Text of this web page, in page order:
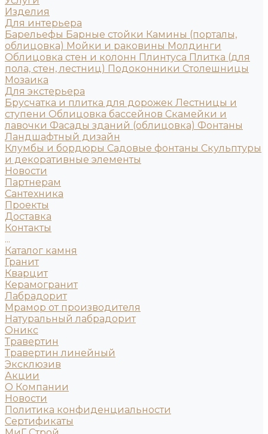
Изделия
Для интерьера
Барельефы Барные стойки Камины (порталы,
облицовка) Мойки и раковины Молдинги
Облицовка стен и колонн Плинтуса Плитка (для
пола, стен, лестниц) Подоконники Столешницы
Мозаика
Для экстерьера
Брусчатка и плитка для дорожек Лестницы и
ступени Облицовка бассейнов Скамейки и
лавочки Фасады зданий (облицовка) Фонтаны
Ландшафтный дизайн
Клумбы и бордюры Садовые фонтаны Скульптуры
и декоративные элементы
Новости
Партнерам
Сантехника
Проекты
Доставка
Контакты
...
Каталог камня
Гранит
Кварцит
Керамогранит
Лабрадорит
Мрамор от производителя
Натуральный лабрадорит
Оникс
Травертин
Травертин линейный
Эксклюзив
Акции
О Компании
Новости
Политика конфиденциальности
Сертификаты